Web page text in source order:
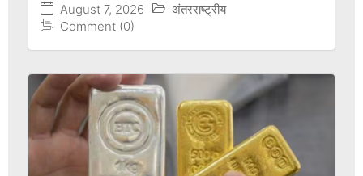
August 7, 2026
अंतरराष्ट्रीय
Comment (0)